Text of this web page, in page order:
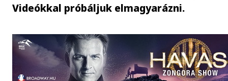
Videókkal próbáljuk elmagyarázni.